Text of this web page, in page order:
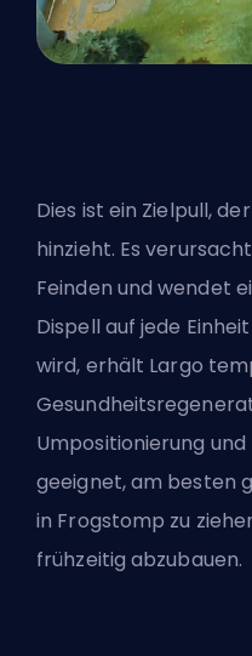
Dies ist ein Zielpull,
hinzieht. Es
Feinden und wendet
Dispell auf jede
wird, erhält Largo
Umpositionierung
geeignet, am besten
in Frogstomp zu
frühzeitig abzubauen.